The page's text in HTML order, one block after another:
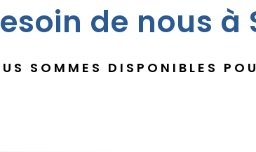
de nous à
SOMMES DISPONIBLES